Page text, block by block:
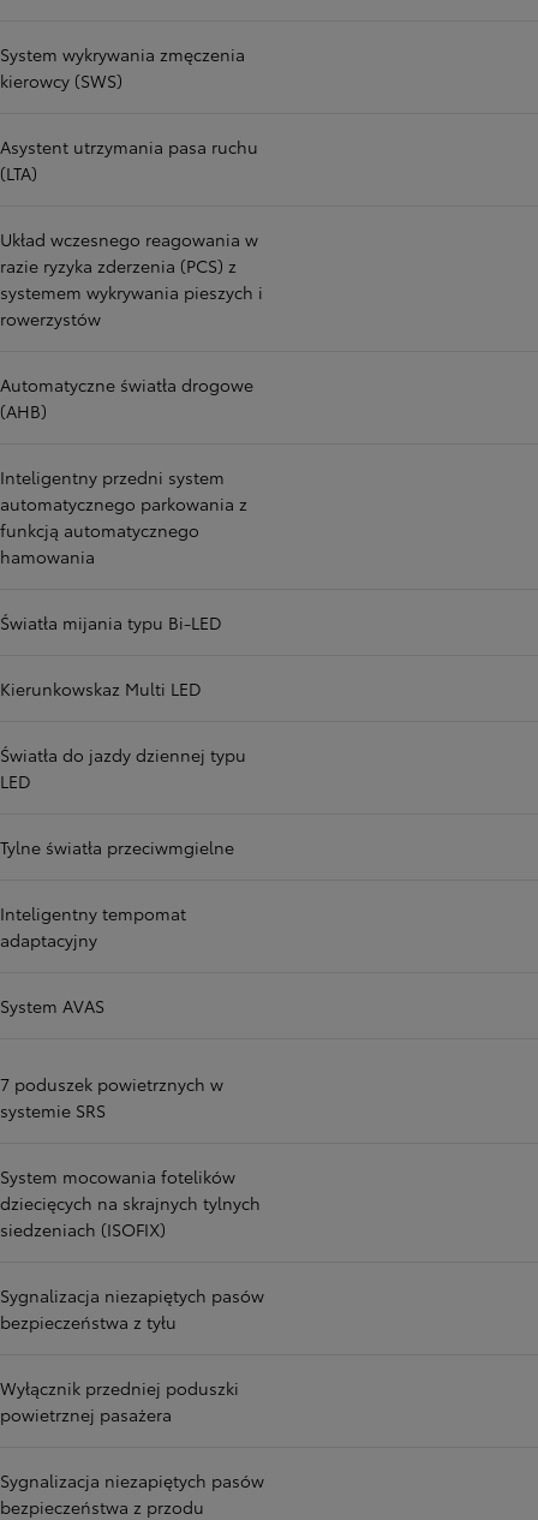
System wykrywania zmęczenia
kierowcy (SWS)
Asystent utrzymania pasa ruchu
(LTA)
Układ wczesnego reagowania w
razie ryzyka zderzenia (PCS) z
systemem wykrywania pieszych i
rowerzystów
Automatyczne światła drogowe
(AHB)
Inteligentny przedni system
automatycznego parkowania z
funkcją automatycznego
hamowania
Światła mijania typu Bi-LED
Kierunkowskaz Multi LED
Światła do jazdy dziennej typu
LED
Tylne światła przeciwmgielne
Inteligentny tempomat
adaptacyjny
System AVAS
7 poduszek powietrznych w
systemie SRS
System mocowania fotelików
dziecięcych na skrajnych tylnych
siedzeniach (ISOFIX)
Sygnalizacja niezapiętych pasów
bezpieczeństwa z tyłu
Wyłącznik przedniej poduszki
powietrznej pasażera
Sygnalizacja niezapiętych pasów
bezpieczeństwa z przodu